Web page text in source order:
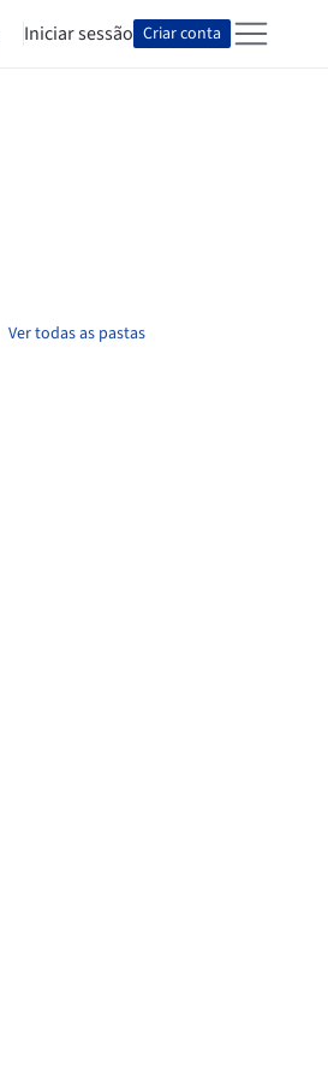
Iniciar sessão Criar conta
Ver todas as pastas